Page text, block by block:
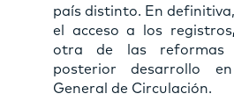
país distinto. En
el acceso a los registros
otra de las reformas
posterior desarrollo
General de Circulación.